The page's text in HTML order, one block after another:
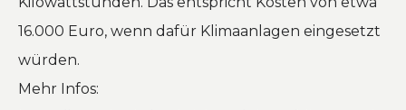
16.000 Euro, wenn dafür Klimaanlagen eingesetzt
würden.
Mehr Infos: